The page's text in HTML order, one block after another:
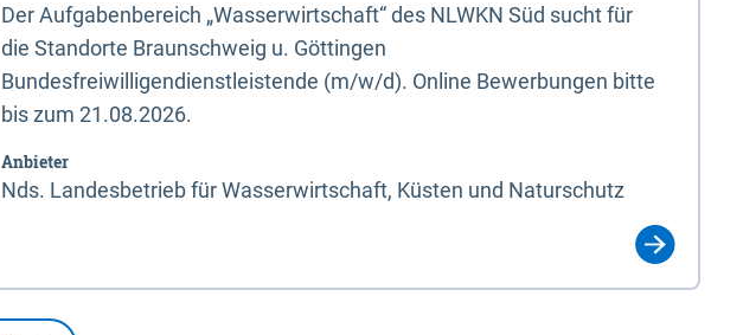
Der Aufgabenbereich „Wasserwirtschaft“ des NLWKN Süd sucht für
die Standorte Braunschweig u. Göttingen
Bundesfreiwilligendienstleistende (m/w/d). Online Bewerbungen bitte
bis zum 21.08.2026.
Anbieter
Nds. Landesbetrieb für Wasserwirtschaft, Küsten und Naturschutz